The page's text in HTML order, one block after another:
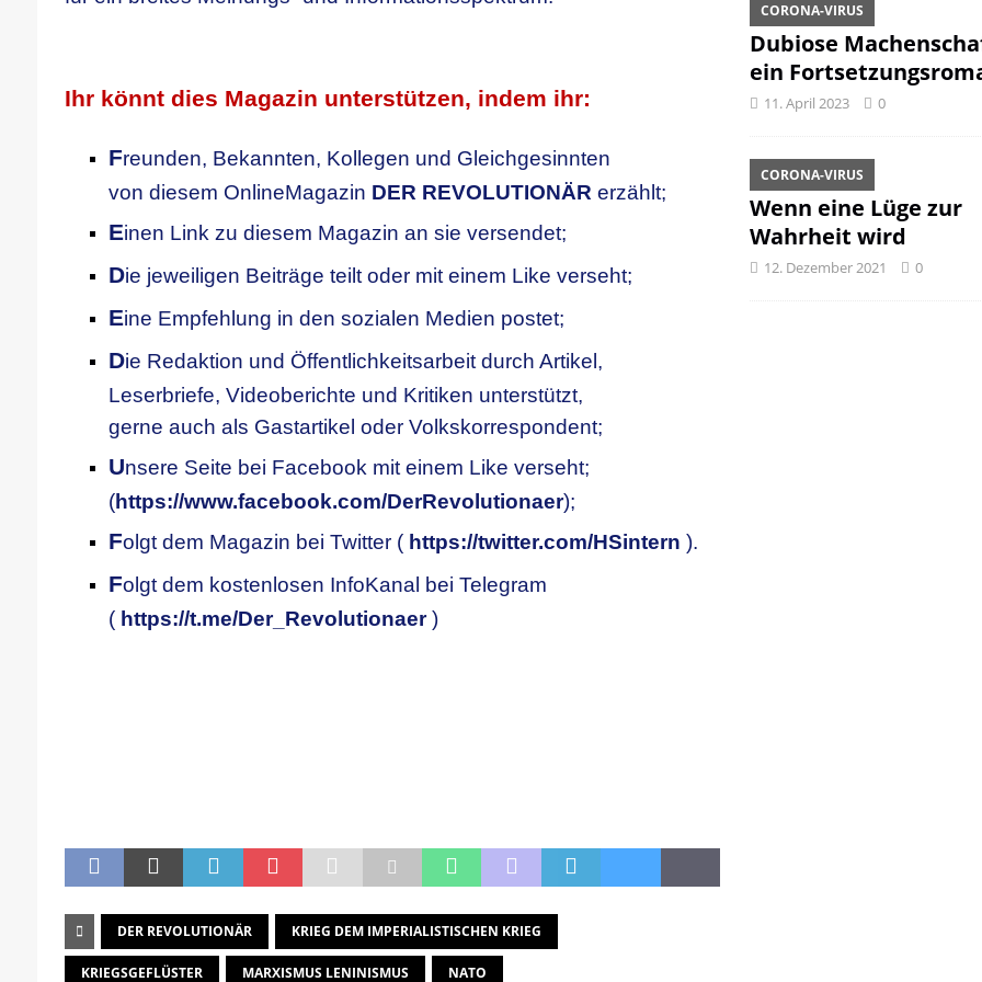
Ihr könnt dies Magazin unterstützen, indem ihr:
Freunden, Bekannten, Kollegen und Gleichgesinnten
von diesem OnlineMagazin DER REVOLUTIONÄR erzählt;
Einen Link zu diesem Magazin an sie versendet;
Die jeweiligen Beiträge teilt oder mit einem Like verseht;
Eine Empfehlung in den sozialen Medien postet;
Die Redaktion und Öffentlichkeitsarbeit durch Artikel,
Leserbriefe, Videoberichte und Kritiken unterstützt,
gerne auch als Gastartikel oder Volkskorrespondent;
Unsere Seite bei Facebook mit einem Like verseht;
(https://www.facebook.com/DerRevolutionaer);
Folgt dem Magazin bei Twitter ( https://twitter.com/HSintern ).
Folgt dem kostenlosen InfoKanal bei Telegram
( https://t.me/Der_Revolutionaer)
DER REVOLUTIONÄR KRIEG DEM IMPERIALISTISCHEN KRIEG
KRIEGSGEFLÜSTER MARXISMUS LENINISMUS NATO
Dubiose
ein
CORONA-VIRUS
11. April 2023 0
Wenn eine Lüge zur
Wahrheit wird
CORONA-VIRUS
12. Dezember 2021 0